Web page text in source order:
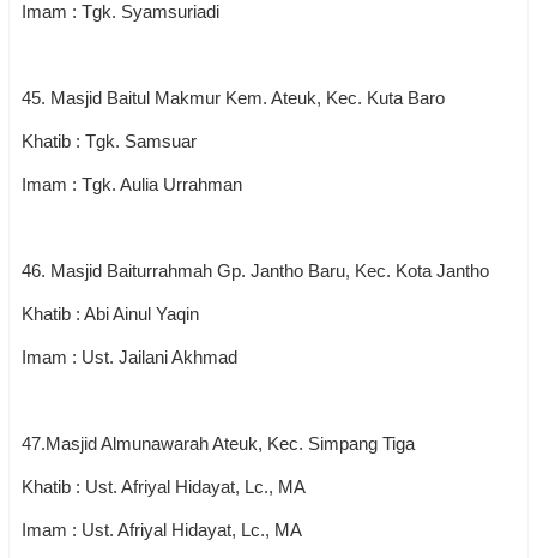
Imam : Tgk. Syamsuriadi
45. Masjid Baitul Makmur Kem. Ateuk, Kec. Kuta Baro
Khatib : Tgk. Samsuar
Imam : Tgk. Aulia Urrahman
46. Masjid Baiturrahmah Gp. Jantho Baru, Kec. Kota Jantho
Khatib : Abi Ainul Yaqin
Imam : Ust. Jailani Akhmad
47.Masjid Almunawarah Ateuk, Kec. Simpang Tiga
Khatib : Ust. Afriyal Hidayat, Lc., MA
Imam : Ust. Afriyal Hidayat, Lc., MA